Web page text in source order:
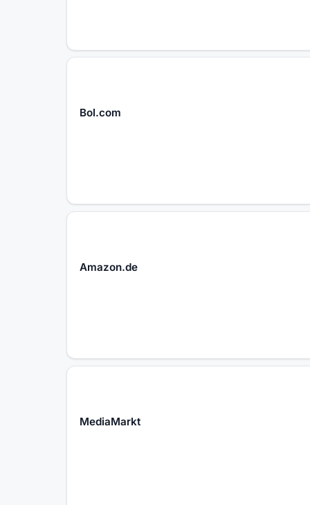
Bol.com
Amazon.de
MediaMarkt